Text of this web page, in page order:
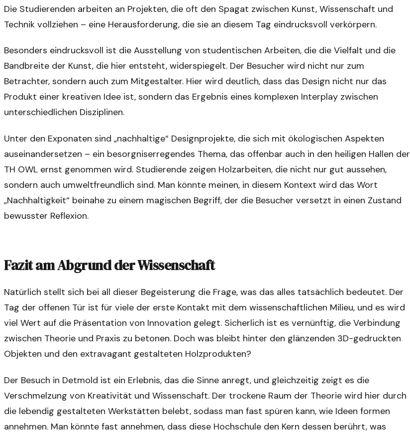
Die Studierenden arbeiten an Projekten, die oft den Spagat zwischen Kunst, Wissenschaft und
Technik vollziehen – eine Herausforderung, die sie an diesem Tag eindrucksvoll verkörpern.
Besonders eindrucksvoll ist die Ausstellung von studentischen Arbeiten, die die Vielfalt und die
Bandbreite der Kunst, die hier entsteht, widerspiegelt. Der Besucher wird nicht nur zum
Betrachter, sondern auch zum Mitgestalter. Hier wird deutlich, dass das Design nicht nur das
Produkt einer kreativen Idee ist, sondern das Ergebnis eines komplexen Interplay zwischen
unterschiedlichen Disziplinen.
Unter den Exponaten sind „nachhaltige“ Designprojekte, die sich mit ökologischen Aspekten
auseinandersetzen – ein besorgniserregendes Thema, das offenbar auch in den heiligen Hallen der
TH OWL ernst genommen wird. Studierende zeigen Holzarbeiten, die nicht nur gut aussehen,
sondern auch umweltfreundlich sind. Man könnte meinen, in diesem Kontext wird das Wort
„Nachhaltigkeit“ beinahe zu einem magischen Begriff, der die Besucher versetzt in einen Zustand
bewusster Reflexion.
Fazit am Abgrund der Wissenschaft
Natürlich stellt sich bei all dieser Begeisterung die Frage, was das alles tatsächlich bedeutet. Der
Tag der offenen Tür ist für viele der erste Kontakt mit dem wissenschaftlichen Milieu, und es wird
viel Wert auf die Präsentation von Innovation gelegt. Sicherlich ist es vernünftig, die Verbindung
zwischen Theorie und Praxis zu betonen. Doch was bleibt hinter den glänzenden 3D-gedruckten
Objekten und den extravagant gestalteten Holzprodukten?
Der Besuch in Detmold ist ein Erlebnis, das die Sinne anregt, und gleichzeitig zeigt es die
Verschmelzung von Kreativität und Wissenschaft. Der trockene Raum der Theorie wird hier durch
die lebendig gestalteten Werkstätten belebt, sodass man fast spüren kann, wie Ideen formen
annehmen. Man könnte fast annehmen, dass diese Hochschule den Kern dessen berührt, was